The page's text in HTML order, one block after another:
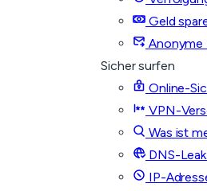
Geld
Anonyme
Sicher surfen
Online-
VPN-
Was ist
DNS-
IP-